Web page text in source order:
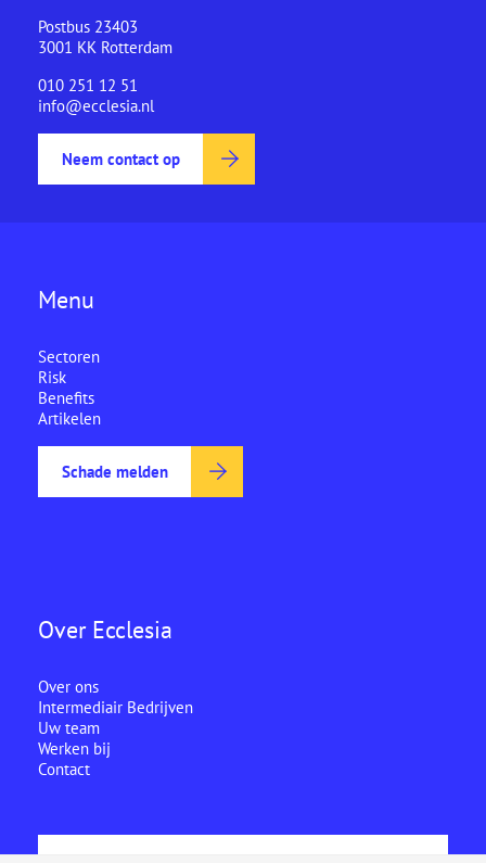
Postbus 23403
3001 KK Rotterdam
010 251 12 51
info@ecclesia.nl
Neem contact op
Menu
Sectoren
Risk
Benefits
Artikelen
Schade melden
Over Ecclesia
Over ons
Intermediair Bedrijven
Uw team
Werken bij
Contact